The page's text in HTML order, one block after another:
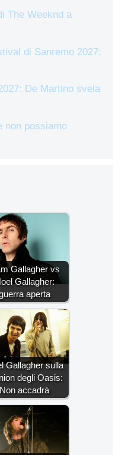
The Weeknd a
di Sanremo 2027:
De Martino svela
non possiamo
Gallagher vs
Gallagher:
aperta
Gallagher sulla
degli Oasis:
Non accadrà